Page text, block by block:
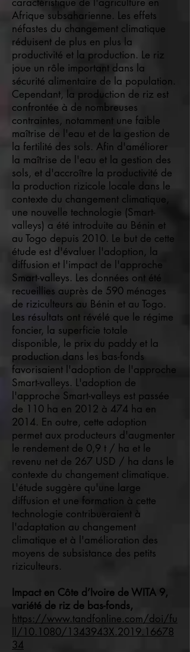
Afrique subsaharienne. Les effets
néfastes du changement climatique
réduisent de plus en plus la
productivité et la production. Le riz
joue un rôle important dans la
sécurité alimentaire de la population.
Cependant, la production de riz est
confrontée à de nombreuses
contraintes, notamment une faible
maîtrise de l'eau et de la gestion de
la fertilité des sols. Afin d'améliorer
la maîtrise de l'eau et la gestion des
sols, et d'accroître la productivité de
la production rizicole locale dans le
contexte du changement climatique,
une nouvelle technologie (Smart-
valleys) a été introduite au Bénin et
au Togo depuis 2010. Le but de cette
étude est d'évaluer l'adoption, la
diffusion et l'impact de l'approche
Smart-valleys. Les données ont été
recueillies auprès de 590 ménages
de riziculteurs au Bénin et au Togo.
Les résultats ont révélé que le régime
foncier, la superficie totale
disponible, le prix du paddy et la
production dans les bas-fonds
favorisaient l'adoption de l'approche
Smart-valleys. L'adoption de
l'approche Smart-valleys est passée
de 110 ha en 2012 à 474 ha en
2014. En outre, cette adoption
permet aux producteurs d'augmenter
le rendement de 0,9 t / ha et le
revenu net de 267 USD / ha dans le
contexte du changement climatique.
L'étude suggère qu'une large
diffusion et une formation à cette
technologie contribueraient à
l'adaptation au changement
climatique et à l'amélioration des
moyens de subsistance des petits
riziculteurs.
Impact en Côte d’Ivoire de WITA 9,
variété de riz de bas-fonds,
https://www.tandfonline.com/doi/fu
ll/10.1080/1343943X.2019.16678
34